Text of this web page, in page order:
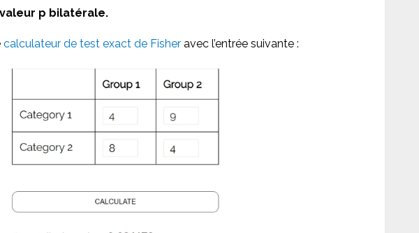
p bilatérale.
calculateur de test exact de Fisher avec l’entrée suivante :